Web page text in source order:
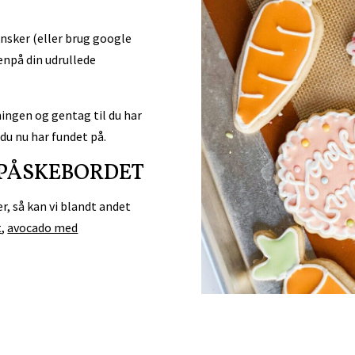
(eller brug google
din udrullede
og gentag til du har
nu har fundet på.
så kan vi blandt andet
, avocado med